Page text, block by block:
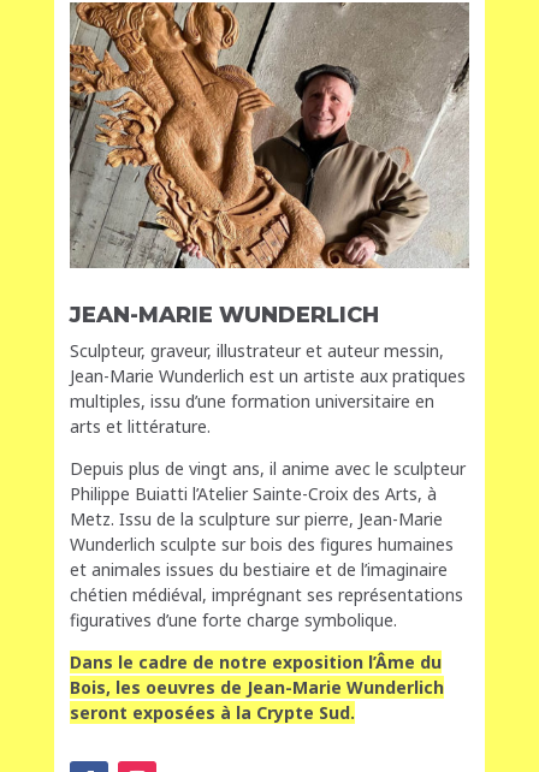
JEAN-MARIE WUNDERLICH
Sculpteur, graveur, illustrateur et auteur messin,
Jean-Marie Wunderlich est un artiste aux pratiques
multiples, issu d’une formation universitaire en
arts et littérature.
Depuis plus de vingt ans, il anime avec le sculpteur
Philippe Buiatti l’Atelier Sainte-Croix des Arts, à
Metz. Issu de la sculpture sur pierre, Jean-Marie
Wunderlich sculpte sur bois des figures humaines
et animales issues du bestiaire et de l’imaginaire
chétien médiéval, imprégnant ses représentations
figuratives d’une forte charge symbolique.
Dans le cadre de notre exposition l’Âme du
Bois, les oeuvres de Jean-Marie Wunderlich
seront exposées à la Crypte Sud.